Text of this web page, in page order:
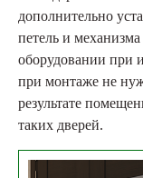
дополнительно
петель и
оборудовании при
при монтаже не
результате
таких дверей.